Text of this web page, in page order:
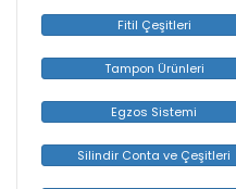
Fitil Çeşitleri
Tampon Ürünleri
Egzos Sistemi
Silindir Conta ve Çeşitleri